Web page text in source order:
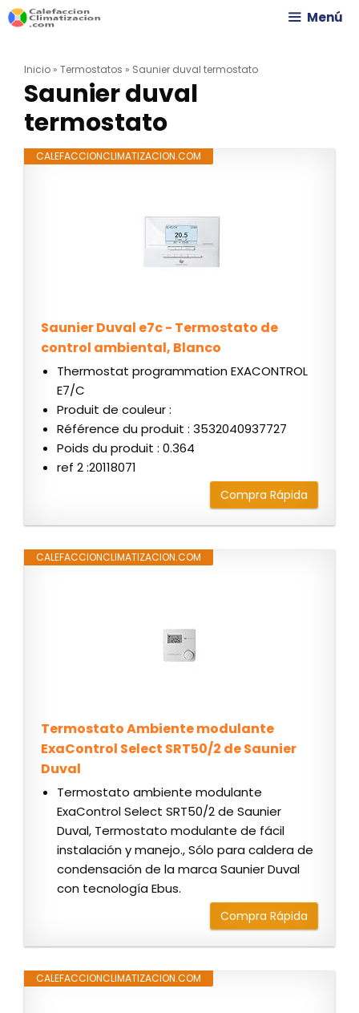
Saltar
contenido
Menú
Inicio » Termostatos » Saunier duval termostato
Saunier duval
termostato
CALEFACCIONCLIMATIZACION.COM
Saunier Duval e7c - Termostato de
control ambiental, Blanco
Thermostat programmation EXACONTROL
E7/C
Produit de couleur :
Référence du produit : 3532040937727
Poids du produit : 0.364
ref 2 :20118071
Compra Rápida
CALEFACCIONCLIMATIZACION.COM
Termostato Ambiente modulante
ExaControl Select SRT50/2 de Saunier
Duval
Termostato ambiente modulante
ExaControl Select SRT50/2 de Saunier
Duval, Termostato modulante de fácil
instalación y manejo., Sólo para caldera de
condensación de la marca Saunier Duval
con tecnología Ebus.
Compra Rápida
CALEFACCIONCLIMATIZACION.COM